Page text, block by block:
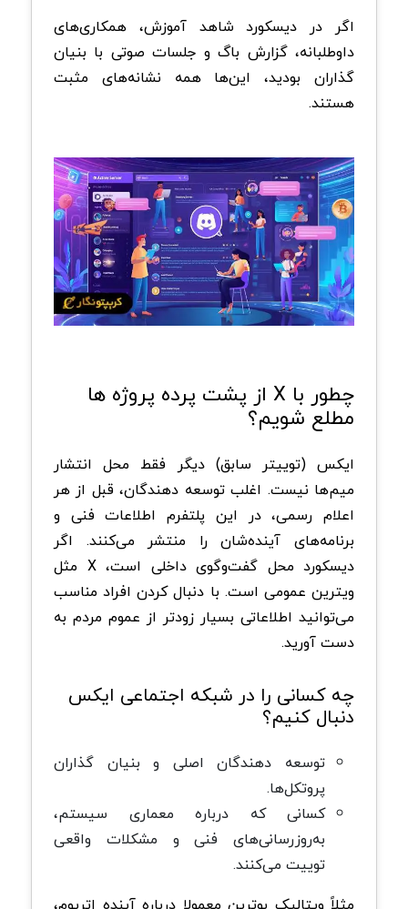
اگر در دیسکورد شاهد آموزش، همکاری‌های
داوطلبانه، گزارش باگ و جلسات صوتی با بنیان‌
گذاران بودید، این‌ها همه نشانه‌های مثبت
هستند.
چطور با X از پشت پرده پروژه ها
مطلع شویم؟
ایکس (توییتر سابق) دیگر فقط محل انتشار
میم‌ها نیست. اغلب توسعه‌ دهندگان، قبل از هر
اعلام رسمی، در این پلتفرم اطلاعات فنی و
برنامه‌های آینده‌شان را منتشر می‌کنند. اگر
دیسکورد محل گفت‌وگوی داخلی است، X مثل
ویترین عمومی است. با دنبال کردن افراد مناسب
می‌توانید اطلاعاتی بسیار زودتر از عموم مردم به
دست آورید.
چه کسانی را در شبکه اجتماعی ایکس
دنبال کنیم؟
توسعه دهندگان اصلی و بنیان‌ گذاران
پروتکل‌ها.
کسانی که درباره معماری سیستم،
به‌روزرسانی‌های فنی و مشکلات واقعی
توییت می‌کنند.